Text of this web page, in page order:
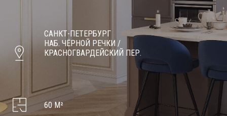
САНКТ-ПЕТЕРБУРГ
НАБ. ЧЁРНОЙ РЕЧКИ /
КРАСНОГВАРДЕЙСКИЙ ПЕР.
60 М²